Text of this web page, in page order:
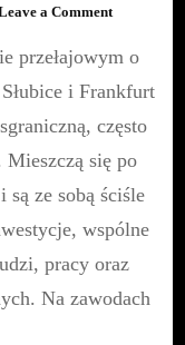
a Commenton
o
Burmistrza
miasta
przełajowym o
i Frankfurt
często
Mieszczą się po
ze sobą ściśle
wspólne
pracy oraz
Na zawodach